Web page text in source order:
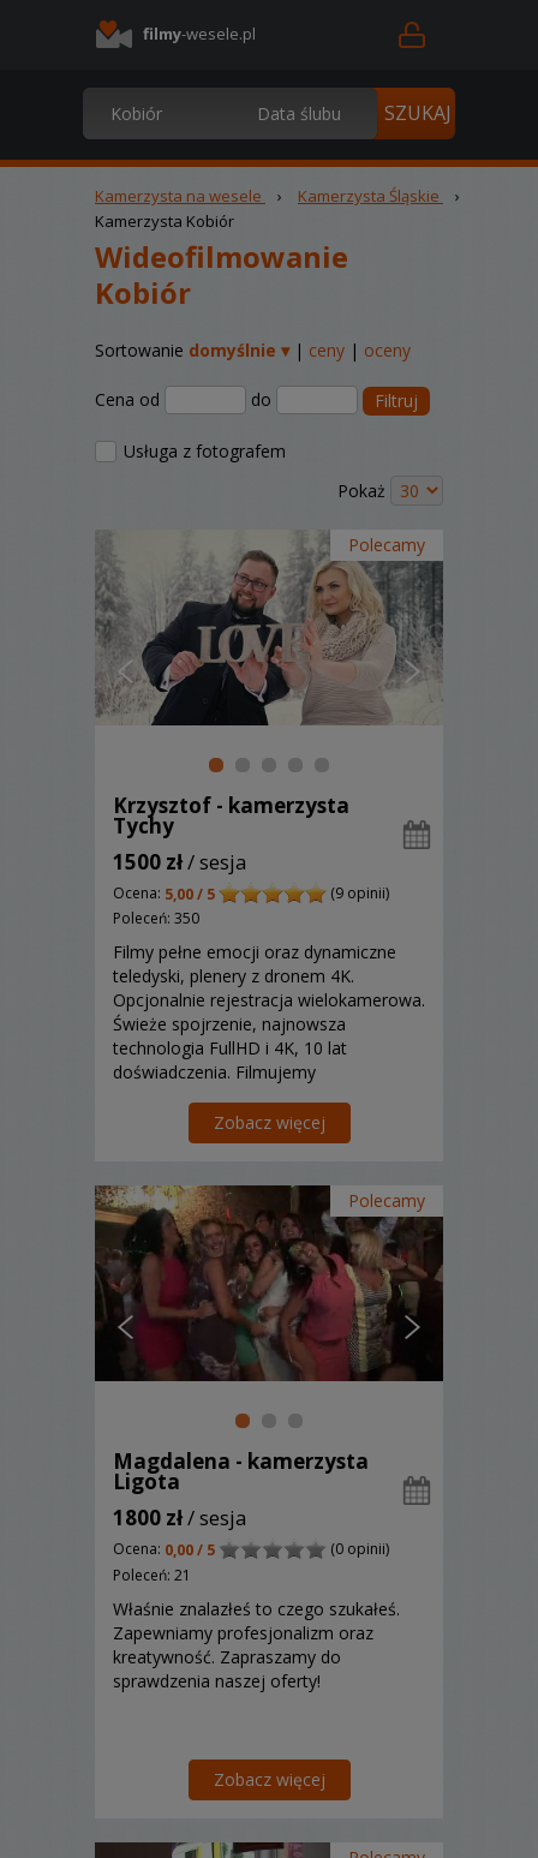
filmy-wesele.pl
Kamerzysta na wesele › Kamerzysta Śląskie
›
Kamerzysta Kobiór
Wideofilmowanie
Kobiór
Sortowanie domyślnie ▾| ceny | oceny
Cena od do Filtruj
Usługa z fotografem
Pokaż
Polecamy
Krzysztof - kamerzysta
Tychy
1500 zł/ sesja
Ocena: 5,00 / 5
(9 opinii)
Poleceń: 350
Filmy pełne emocji oraz dynamiczne
teledyski, plenery z dronem 4K.
Opcjonalnie rejestracja wielokamerowa.
Świeże spojrzenie, najnowsza
technologia FullHD i 4K, 10 lat
doświadczenia. Filmujemy
ślubem i wyświetlamy na weselu. Tylko
u nas realizacja w terminie 15-30 dni.
Zobacz więcej
Polecamy
Magdalena - kamerzysta
Ligota
1800 zł/ sesja
Ocena: 0,00 / 5
(0 opinii)
Poleceń: 21
Właśnie znalazłeś to czego szukałeś.
Zapewniamy profesjonalizm oraz
kreatywność. Zapraszamy do
sprawdzenia naszej oferty!
Zobacz więcej